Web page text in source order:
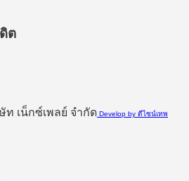
ต
เน็กซ์เพลย์ จำกัด Develop by ดีไซน์เทพ